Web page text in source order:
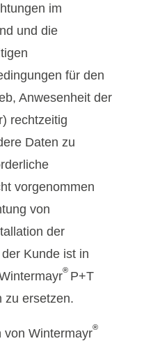
im
und die
für den
Anwesenheit der
rechtzeitig
Daten zu
vorgenommen
von
der
Kunde ist in
® P+T
zu ersetzen.
von Wintermayr®